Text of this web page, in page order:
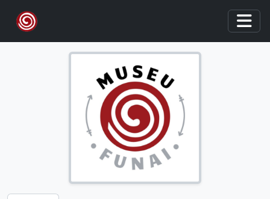
Skip to main content